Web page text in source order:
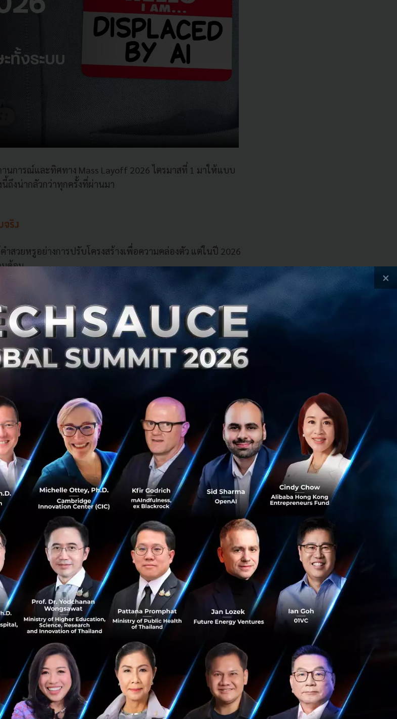
นการณ์และทิศทาง Mass Layoff 2026 ไตรมาสที่ 1 มาให้แบบ
ถึงน่ากลัวกว่าทุกครั้งที่ผ่านมา
ริง
ำสวยหรูอย่างการปรับโครงสร้างเพื่อความคล่องตัว แต่ในปี 2026
มค้อม
ศเลิกจ้างพนักงานกว่า 4,000 ตำแหน่ง (หรือเกือบ 40% ของ
โดย Jack Dorsey
Town ไม่ใช่แค่จำนวนคน แต่คือความใจถึงในการระบุเหตุผล
ละสาธารณชนชัดเจนว่า
“นี่ไม่ใช่ปัญหาทางการเงิน แต่เป็น
AI ที่ทำงานได้กว้างขวางและลึกซึ้งขึ้น”นี่คือการทำลายเพดาน
สวยหรูอย่าง Strategic Realignment มาบังหน้า แต่ปี 2026 คือ
แทนคุณแล้วนะ
เผยตัวเลขที่น่าสนใจได้ด้วยเช่นกัน
ยเทคทั่วโลกถูกเลิกจ้างแล้วกว่า 45,000 ตำแหน่ง
×